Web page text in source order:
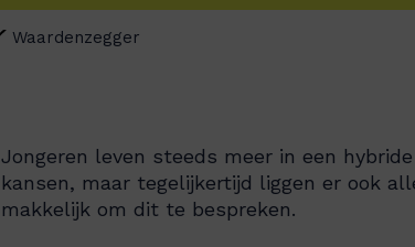
Waardenzegger
Jongeren leven steeds meer in een
kansen, maar tegelijkertijd liggen er ook
makkelijk om dit te bespreken.